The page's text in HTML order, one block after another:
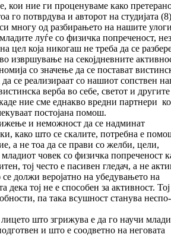
кои ние ги процену­ва­ме како
го потврдува и авторот на студијата
многу од раз­бирањето на на­ши­те
луѓе со физичка попреченост,
цел која никогаш не тре­ба да се
извршување на секојдневните
со значење да се пос­та­ват
се реа­лизираат со нашиот сопствен
верба во себе, светот и
ние сме еднакво вред­ни партнери
постојана помош.
и неможност да се надминат
како што се скалите, потребна е
а не тоа да се прави со желби, цели,
човек со физичка попреченост
тој често е пасивен гледач, а не
должи веројатно на убе­дувањето на
дека тој не е способен за активност.
па така всушност станува не­спо­
што згрижува е да го научи
и што е соодветно на неговата